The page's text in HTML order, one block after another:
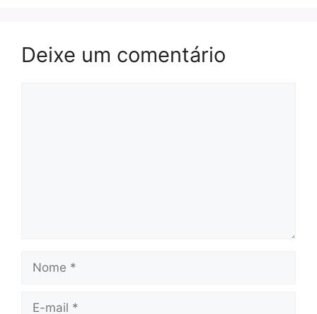
Deixe um comentário
Nome